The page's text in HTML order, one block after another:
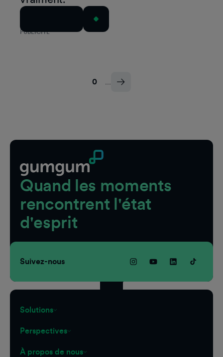
PUBLICITÉ
0
Quand les moments
rencontrent l'état
d'esprit
Suivez-nous
Solutions
Perspectives
À propos de nous